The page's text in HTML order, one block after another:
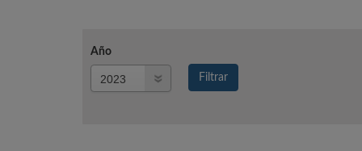
Año
Filtrar